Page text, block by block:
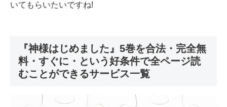
いてもらいたいですね!
『神様はじめました』5巻を合法・完全無
料・すぐに・という好条件で全ページ読
むことができるサービス一覧